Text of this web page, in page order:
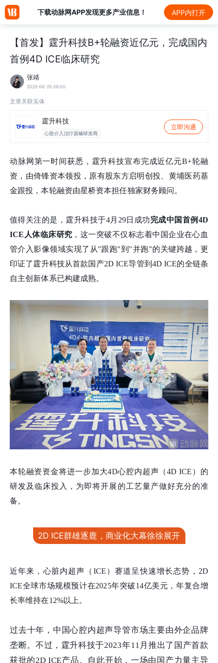
下载动脉网APP发现更多产业信息！ APP内打开
【首发】霆升科技B+轮融资近亿元，完成国内
首例4D ICE临床研究
张靖
2025-06-25 08:00
文章关联实体
霆升科技
心脏介入治疗器械研发商
立即沟通
动脉网第一时间获悉，霆升科技宣布完成近亿元B+轮融
资，由倚锋资本领投，原有股东方启明创投、黄埔医药基
金跟投，本轮融资由星桥资本担任独家财务顾问。
值得关注的是，霆升科技于4月29日成功完成中国首例4D
ICE人体临床研究 ，这一突破不仅标志着中国企业在心血
管介入影像领域实现了从"跟跑"到"并跑"的关键跨越，更
印证了霆升科技从首款国产2D ICE导管到4D ICE的全链条
自主创新体系已构建成熟。
本轮融资资金将进一步加大4D心腔内超声（4D ICE）的
研发及临床投入，为即将开展的工艺量产做好充分的准
备。
2D ICE群雄逐鹿，商业化大幕徐徐展开
近年来， 心脏内超声（ICE）赛道呈快速增长态势，2D
ICE全球市场规模预计在2025年突破14亿美元，年复合增
长率维持在12%以上。
过去十年，中国心腔内超声导管市场主要由外企品牌
垄断。不过，霆升科技于2023年11月推出了国产首款
获批的2D ICE产品。自此开始， 一场由国产力量主导